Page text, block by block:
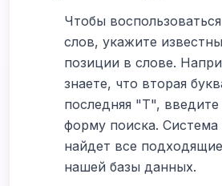
Чтобы
слов, укажите
позиции в слове.
знаете, что вторая
последняя "Т",
форму поиска. Система
найдет все
нашей базы данных.